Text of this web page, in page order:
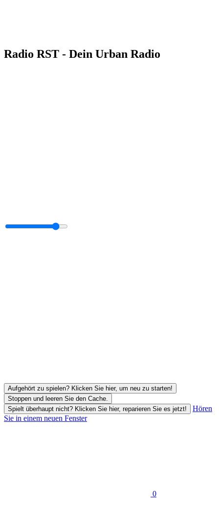
Radio RST - Dein Urban Radio
Aufgehört zu spielen? Klicken Sie hier, um neu zu starten!
Stoppen und leeren Sie den Cache.
Spielt überhaupt nicht? Klicken Sie hier, reparieren Sie es jetzt!
Hören
Sie in einem neuen Fenster
0